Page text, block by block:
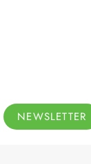
NEWSLETTER